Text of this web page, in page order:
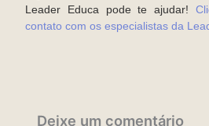
Leader Educa pode te ajudar!
contato com os especialistas da
Deixe um comentário